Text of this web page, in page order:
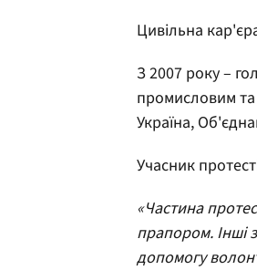
Цивільна
З 2007 року –
промисловим та
Україна,
Учасник
«Частина
прапором. Інші
допомогу